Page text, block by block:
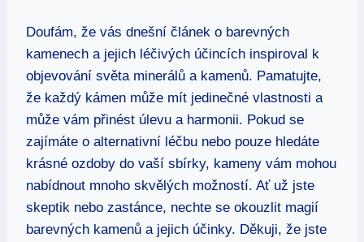
Doufám, že vás dnešní článek o barevných
kamenech a jejich léčivých účincích inspiroval k
objevování světa minerálů a kamenů. Pamatujte,
že každý kámen může mít jedinečné vlastnosti a
může vám přinést úlevu a harmonii. Pokud se
zajímáte o alternativní léčbu nebo pouze hledáte
krásné ozdoby do vaší sbírky, kameny vám mohou
nabídnout mnoho skvělých možností. Ať už jste
skeptik nebo zastánce, nechte se okouzlit magií
barevných kamenů a jejich účinky. Děkuji, že jste